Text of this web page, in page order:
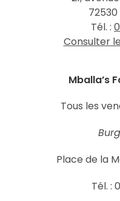
72530
Tél. :
Consulter
Mballa’s
Tous les
Place de la
Tél. :